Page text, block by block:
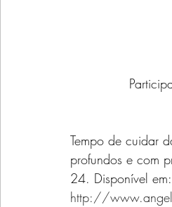
Tempo de cuidar
profundos e com
24. Disponível em:
http://